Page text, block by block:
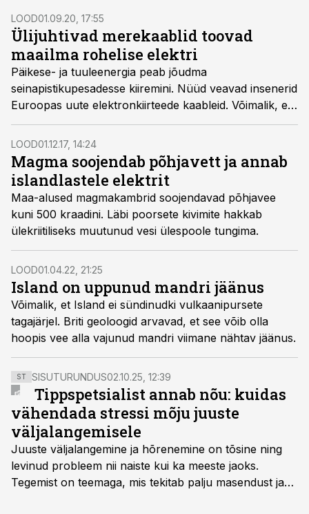
LOOD01.09.20, 17:55
Ülijuhtivad merekaablid toovad
maailma rohelise elektri
Päikese- ja tuuleenergia peab jõudma
seinapistikupesadesse kiiremini. Nüüd veavad insenerid
Euroopas uute elektronkiirteede kaableid. Võimalik, et
üks uus India leiutis toob tervele maailmale
sekunditega rohelise energia.
LOOD01.12.17, 14:24
Magma soojendab põhjavett ja annab
islandlastele elektrit
Maa-alused magmakambrid soojendavad põhjavee
kuni 500 kraadini. Läbi poorsete kivimite hakkab
ülekriitiliseks muutunud vesi ülespoole tungima.
LOOD01.04.22, 21:25
Island on uppunud mandri jäänus
Võimalik, et Island ei sündinudki vulkaanipursete
tagajärjel. Briti geoloogid arvavad, et see võib olla
hoopis vee alla vajunud mandri viimane nähtav jäänus.
ST SISUTURUNDUS02.10.25, 12:39
Tippspetsialist annab nõu: kuidas
vähendada stressi mõju juuste
väljalangemisele
Juuste väljalangemine ja hõrenemine on tõsine ning
levinud probleem nii naiste kui ka meeste jaoks.
Tegemist on teemaga, mis tekitab palju masendust ja